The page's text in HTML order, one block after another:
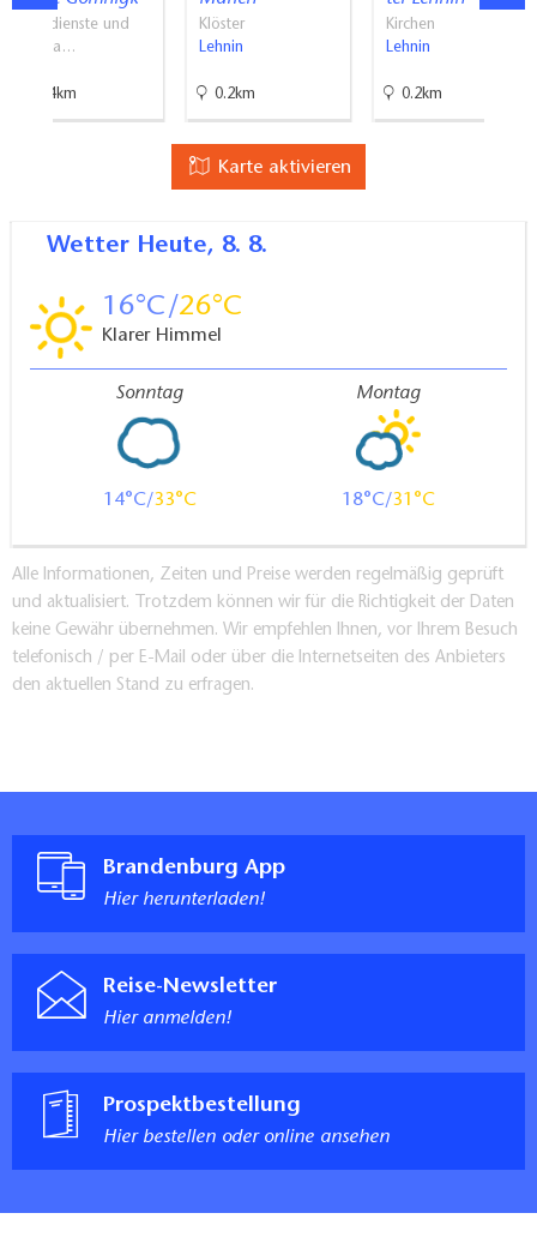
Freizeitmöglichkeiten für die ganze Familie.
Einkehr möglich
Lieferdienste und
Selbsta…
16.4km
Klöster
Lehnin
0.2km
Kirchen
Lehnin
0.2km
Karte aktivieren
Wetter Heute, 8. 8.
16 26
Klarer Himmel
Sonntag
14 33
Montag
18 31
Alle Informationen, Zeiten und Preise werden regelmäßig geprüft
und aktualisiert. Trotzdem können wir für die Richtigkeit der Daten
keine Gewähr übernehmen. Wir empfehlen Ihnen, vor Ihrem Besuch
telefonisch / per E-Mail oder über die Internetseiten des Anbieters
den aktuellen Stand zu erfragen.
Brandenburg App
Hier herunterladen!
Reise-Newsletter
Hier anmelden!
Prospektbestellung
Hier bestellen oder online ansehen